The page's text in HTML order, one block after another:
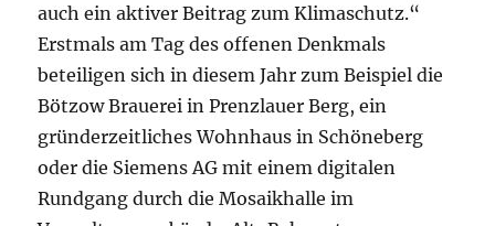
auch ein aktiver Beitrag zum Klimaschutz.“
Erstmals am Tag des offenen Denkmals
beteiligen sich in diesem Jahr zum Beispiel die
Bötzow Brauerei in Prenzlauer Berg, ein
gründerzeitliches Wohnhaus in Schöneberg
oder die Siemens AG mit einem digitalen
Rundgang durch die Mosaikhalle im